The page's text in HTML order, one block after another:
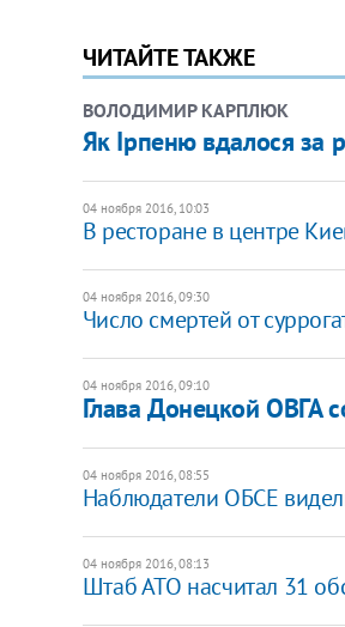
ЧИТАЙТЕ ТАКЖЕ
ВОЛОДИМИР КАРПЛЮК
Як Ірпеню вдалося за
04 ноября 2016, 10:03
В ресторане в центре
04 ноября 2016, 09:30
Число смертей от
04 ноября 2016, 09:10
Глава Донецкой ОВГА
04 ноября 2016, 08:55
Наблюдатели ОБСЕ
04 ноября 2016, 08:13
Штаб АТО насчитал 31